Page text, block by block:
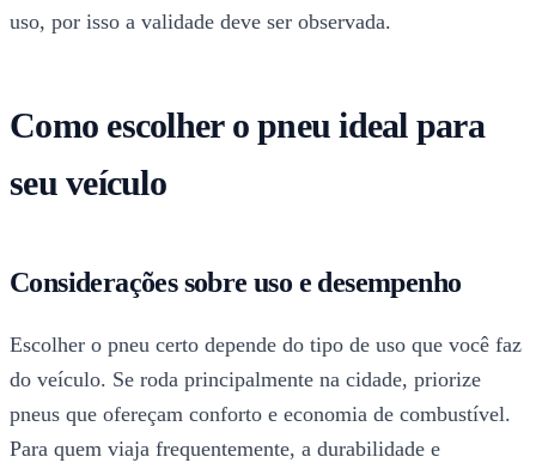
uso, por isso a validade deve ser observada.
Como escolher o pneu ideal para
seu veículo
Considerações sobre uso e desempenho
Escolher o pneu certo depende do tipo de uso que você faz
do veículo. Se roda principalmente na cidade, priorize
pneus que ofereçam conforto e economia de combustível.
Para quem viaja frequentemente, a durabilidade e